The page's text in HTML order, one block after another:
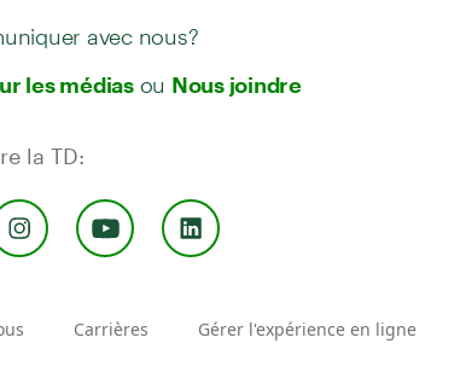
avec nous?
les médiasou Nous joindre
la TD:
Carrières Gérer l'expérience en ligne